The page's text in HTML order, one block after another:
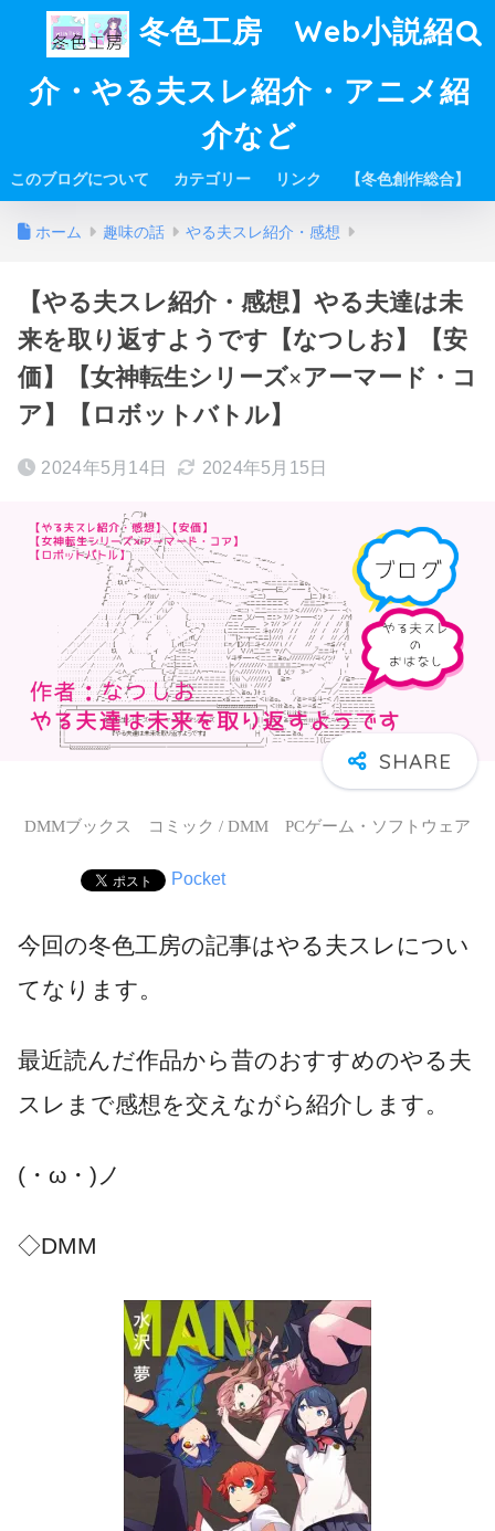
冬色工房 Web小説紹
介・やる夫スレ紹介・アニメ紹
介など
このブログについて カテゴリー リンク 【冬色創作総合】
ホーム 趣味の話 やる夫スレ紹介・感想
【やる夫スレ紹介・感想】やる夫達は未
来を取り返すようです【なつしお】【安
価】【女神転生シリーズ×アーマード・コ
ア】【ロボットバトル】
2024年5月14日 2024年5月15日
DMMブックス コミック / DMM PCゲーム・ソフトウェア
Pocket
今回の冬色工房の記事はやる夫スレについ
てなります。
最近読んだ作品から昔のおすすめのやる夫
スレまで感想を交えながら紹介します。
(・ω・)ノ
◇DMM